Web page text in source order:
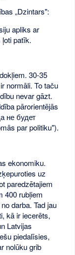
„Dzintars":
apliks ar
patīk.
30-35
normāli. To taču
nevar gāzt.
pārorientējās
не будет
par politiku").
ekonomiku.
uz
paredzētajiem
400 rubļiem
darba. Tad jau
kā ir iecerēts,
Latvijas
piedalīsies,
nolūku grib